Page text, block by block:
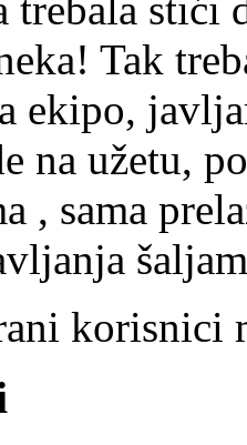
Tak
ekipo,
na užetu,
, sama